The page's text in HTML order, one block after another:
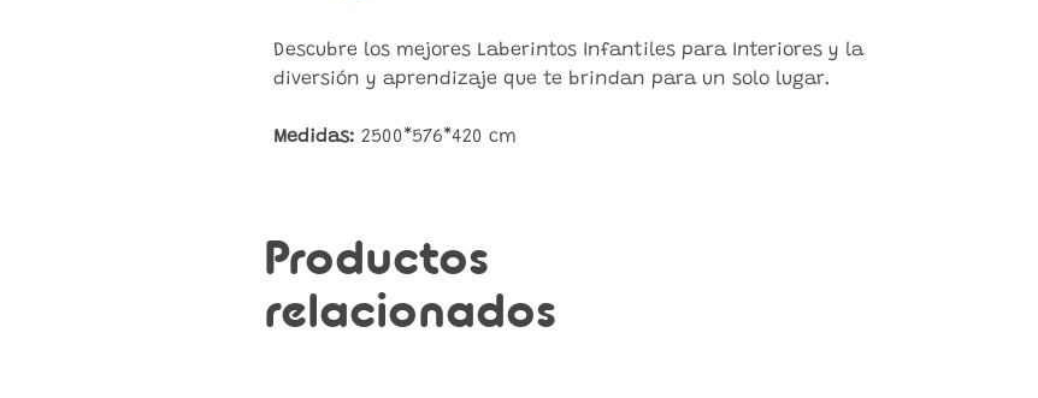
Descubre los mejores Laberintos Infantiles para Interiores y la
diversión y aprendizaje que te brindan para un solo lugar.
Medidas: 2500*576*420 cm
Productos
relacionados